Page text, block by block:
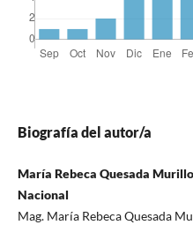
Biografía del autor/a
María Rebeca Quesada
Nacional
Mag. María Rebeca Quesada